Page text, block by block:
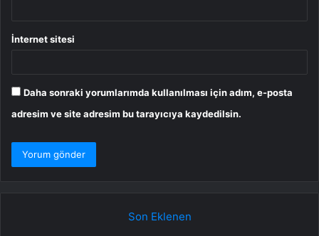
İnternet sitesi
Daha sonraki yorumlarımda kullanılması için adım, e-posta
adresim ve site adresim bu tarayıcıya kaydedilsin.
Son Eklenen